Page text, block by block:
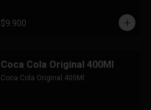
$9.900
Coca Cola Original 400Ml
Coca Cola Original 400Ml